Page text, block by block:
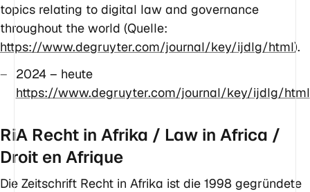
topics relating to digital law and governance
throughout the world (Quelle:
https://www.degruyter.com/journal/key/ijdlg/html).
2024 – heute
https://www.degruyter.com/journal/key/ijdlg/html
RiA Recht in Afrika / Law in Africa /
Droit en Afrique
Die Zeitschrift Recht in Afrika ist die 1998 gegründete